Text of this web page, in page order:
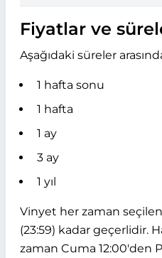
Fiyatlar ve
Aşağıdaki süreler
1 hafta sonu
1 hafta
1 ay
3 ay
1 yıl
Vinyet her zaman
(23:59) kadar geçerlidir.
zaman Cuma 12:00'den